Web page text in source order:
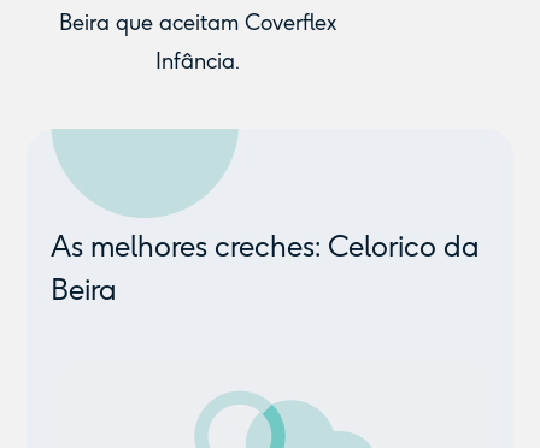
Beira que aceitam Coverflex
Infância.
As melhores creches: Celorico da
Beira